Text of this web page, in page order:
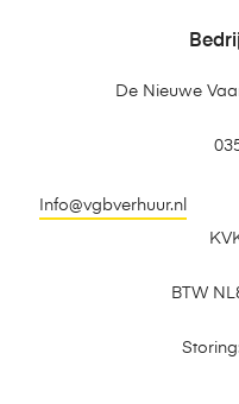
De Nieuwe
Info@vgbverhuur.nl
BTW